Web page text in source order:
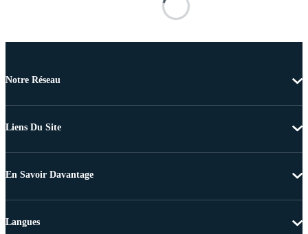
Notre Réseau
Liens Du Site
En Savoir Davantage
Langues